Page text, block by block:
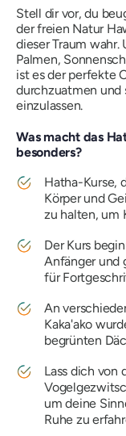
Stell dir vor, du
der freien Natur
dieser Traum
Palmen,
ist es der perfekte
durchzuatmen und
einzulassen.
Was macht das
besonders?
Hatha-Kurse,
Körper und
zu halten, um
Der Kurs
Anfänger und
für
An
Kaka'ako
begrünten
Lass dich von
um deine
Ruhe zu